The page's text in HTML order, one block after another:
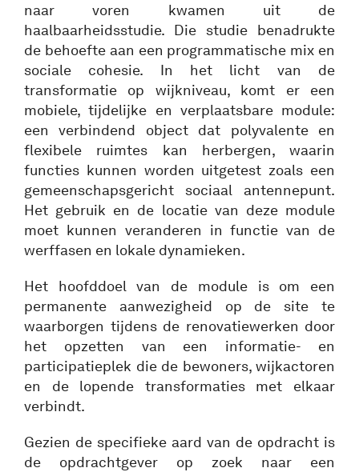
naar voren kwamen uit de
haalbaarheidsstudie. Die studie benadrukte
de behoefte aan een programmatische mix en
sociale cohesie. In het licht van de
transformatie op wijkniveau, komt er een
mobiele, tijdelijke en verplaatsbare module:
een verbindend object dat polyvalente en
flexibele ruimtes kan herbergen, waarin
functies kunnen worden uitgetest zoals een
gemeenschapsgericht sociaal antennepunt.
Het gebruik en de locatie van deze module
moet kunnen veranderen in functie van de
werffasen en lokale dynamieken.
Het hoofddoel van de module is om een
permanente aanwezigheid op de site te
waarborgen tijdens de renovatiewerken door
het opzetten van een informatie- en
participatieplek die de bewoners, wijkactoren
en de lopende transformaties met elkaar
verbindt.
Gezien de specifieke aard van de opdracht is
de opdrachtgever op zoek naar een